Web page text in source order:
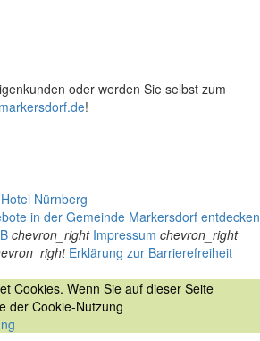
oder werden Sie selbst zum
!
Hotel Nürnberg
chevron_right Impressum chevron_right
Erklärung zur Barrierefreiheit
Cookies. Wenn Sie auf dieser Seite
der Cookie-Nutzung